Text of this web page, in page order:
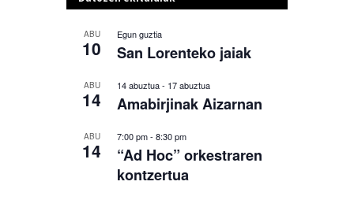
ABU
10
Egun guztia
San Lorenteko jaiak
ABU
14
14 abuztua- 17 abuztua
Amabirjinak Aizarnan
ABU
14
7:00 pm- 8:30 pm
“Ad Hoc” orkestraren
kontzertua